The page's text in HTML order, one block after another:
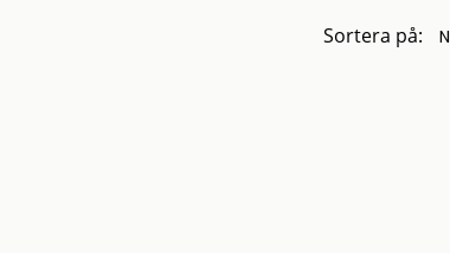
Sortera på: